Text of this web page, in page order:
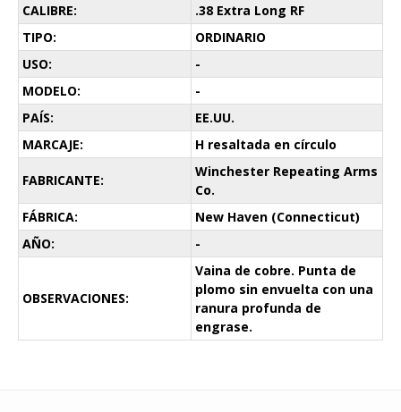
CALIBRE:
.38 Extra Long RF
TIPO:
ORDINARIO
USO:
-
MODELO:
-
PAÍS:
EE.UU.
MARCAJE:
H resaltada en círculo
FABRICANTE:
Winchester Repeating Arms
Co.
FÁBRICA:
New Haven (Connecticut)
AÑO:
-
OBSERVACIONES:
Vaina de cobre. Punta de
plomo sin envuelta con una
ranura profunda de
engrase.